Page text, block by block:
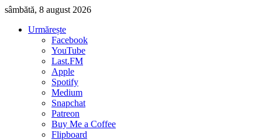
sâmbătă, 8 august 2026
Urmărește
Facebook
YouTube
Last.FM
Apple
Spotify
Medium
Snapchat
Patreon
Buy Me a Coffee
Flipboard